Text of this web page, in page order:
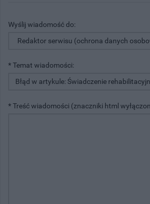
Wyślij wiadomość do:
* Temat wiadomości:
* Treść wiadomości (znaczniki html